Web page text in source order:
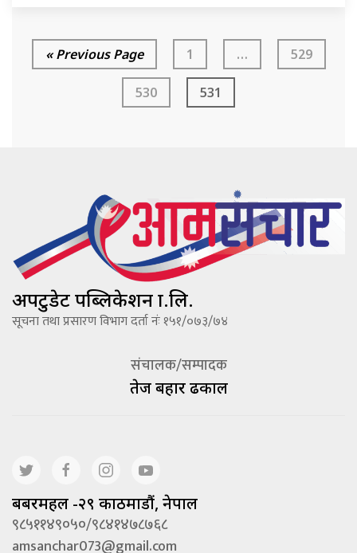
« Previous Page 1 … 529
530 531
अपटुडेट पब्लिकेशन प्रा.लि.
सूचना तथा प्रसारण विभाग दर्ता नंः १५१/०७३/७४
संचालक/सम्पादक
तेज बहादूर ढकाल
बबरमहल -२९ काठमाडौं, नेपाल
९८५११४९०५०/९८४१४७८७६८
amsanchar073@gmail.com